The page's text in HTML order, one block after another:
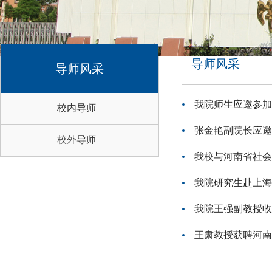
导师风采
校内导师
校外导师
导师风采
我院师生应邀参
张金艳副院长应
我校与河南省社
我院研究生赴上
我院王强副教授
王肃教授获聘河